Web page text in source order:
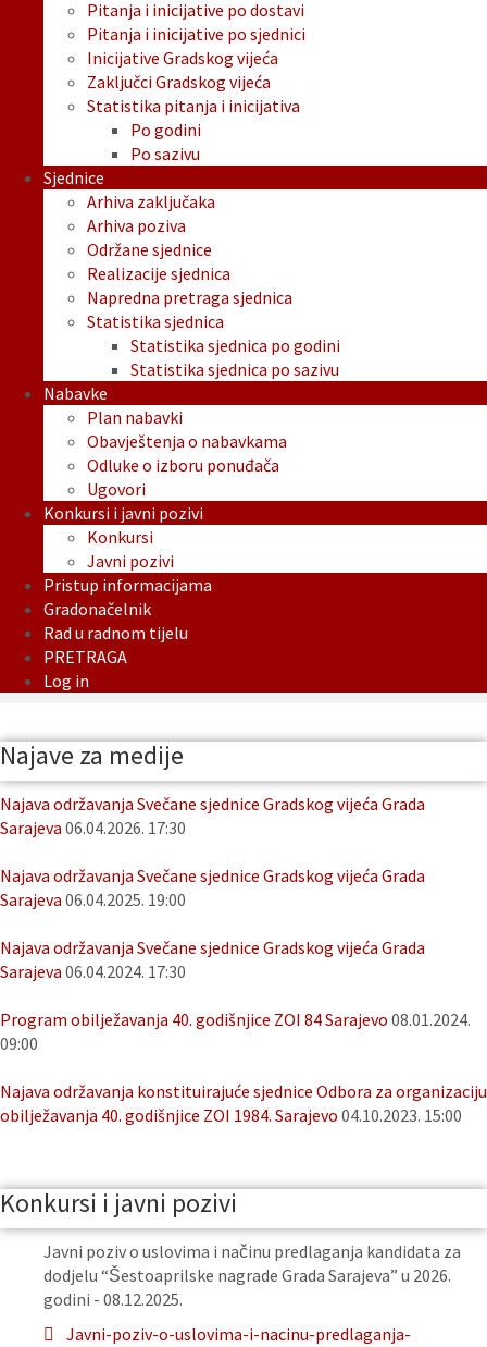
Pitanja i inicijative po dostavi
Pitanja i inicijative po sjednici
Inicijative Gradskog vijeća
Zaključci Gradskog vijeća
Statistika pitanja i inicijativa
Po godini
Po sazivu
Sjednice
Arhiva zaključaka
Arhiva poziva
Održane sjednice
Realizacije sjednica
Napredna pretraga sjednica
Statistika sjednica
Statistika sjednica po godini
Statistika sjednica po sazivu
Nabavke
Plan nabavki
Obavještenja o nabavkama
Odluke o izboru ponuđača
Ugovori
Konkursi i javni pozivi
Konkursi
Javni pozivi
Pristup informacijama
Gradonačelnik
Rad u radnom tijelu
PRETRAGA
Log in
Najave za medije
Najava održavanja Svečane sjednice Gradskog vijeća Grada
Sarajeva 06.04.2026. 17:30
Najava održavanja Svečane sjednice Gradskog vijeća Grada
Sarajeva 06.04.2025. 19:00
Najava održavanja Svečane sjednice Gradskog vijeća Grada
Sarajeva 06.04.2024. 17:30
Program obilježavanja 40. godišnjice ZOI 84 Sarajevo 08.01.2024.
09:00
Najava održavanja konstituirajuće sjednice Odbora za organizaciju
obilježavanja 40. godišnjice ZOI 1984. Sarajevo 04.10.2023. 15:00
Konkursi i javni pozivi
Javni poziv o uslovima i načinu predlaganja kandidata za
dodjelu “Šestoaprilske nagrade Grada Sarajeva” u 2026.
godini - 08.12.2025.
Javni-poziv-o-uslovima-i-nacinu-predlaganja-